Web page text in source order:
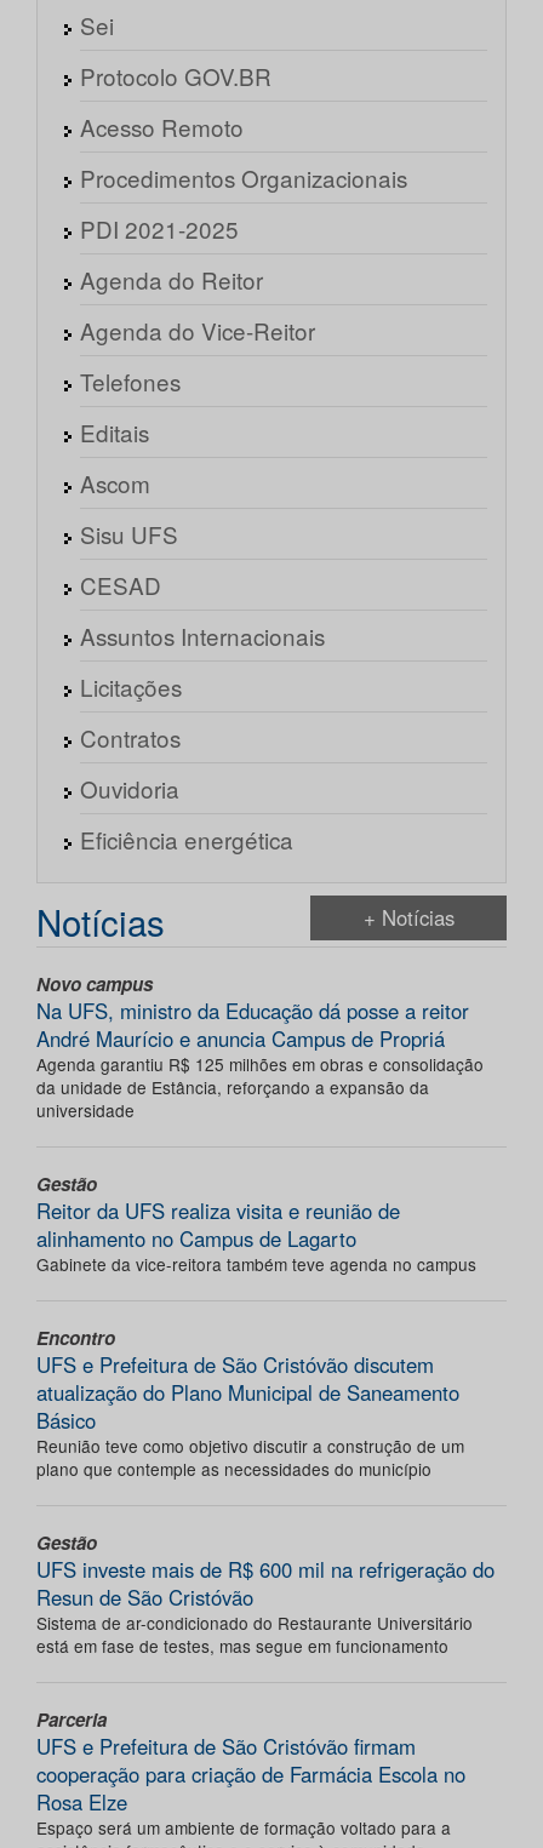
Sei
Protocolo GOV.BR
Acesso Remoto
Procedimentos Organizacionais
PDI 2021-2025
Agenda do Reitor
Agenda do Vice-Reitor
Telefones
Editais
Ascom
Sisu UFS
CESAD
Assuntos Internacionais
Licitações
Contratos
Ouvidoria
Eficiência energética
Notícias + Notícias
Novo campus
Na UFS, ministro da Educação dá posse a reitor
André Maurício e anuncia Campus de Propriá
Agenda garantiu R$ 125 milhões em obras e consolidação
da unidade de Estância, reforçando a expansão da
universidade
Gestão
Reitor da UFS realiza visita e reunião de
alinhamento no Campus de Lagarto
Gabinete da vice-reitora também teve agenda no campus
Encontro
UFS e Prefeitura de São Cristóvão discutem
atualização do Plano Municipal de Saneamento
Básico
Reunião teve como objetivo discutir a construção de um
plano que contemple as necessidades do município
Gestão
UFS investe mais de R$ 600 mil na refrigeração do
Resun de São Cristóvão
Sistema de ar-condicionado do Restaurante Universitário
está em fase de testes, mas segue em funcionamento
Parceria
UFS e Prefeitura de São Cristóvão firmam
cooperação para criação de Farmácia Escola no
Rosa Elze
Espaço será um ambiente de formação voltado para a